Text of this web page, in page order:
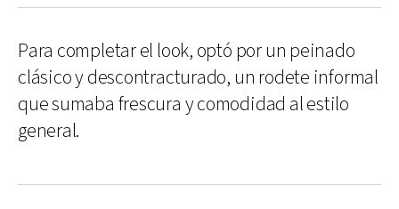
Para completar el look, optó por un peinado
clásico y descontracturado, un rodete informal
que sumaba frescura y comodidad al estilo
general.